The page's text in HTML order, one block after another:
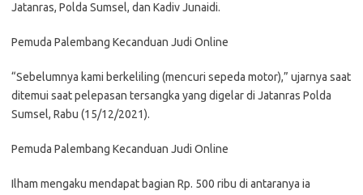
Jatanras, Polda Sumsel, dan Kadiv Junaidi.
Pemuda Palembang Kecanduan Judi Online
“Sebelumnya kami berkeliling (mencuri sepeda motor),” ujarnya saat
ditemui saat pelepasan tersangka yang digelar di Jatanras Polda
Sumsel, Rabu (15/12/2021).
Pemuda Palembang Kecanduan Judi Online
Ilham mengaku mendapat bagian Rp. 500 ribu di antaranya ia